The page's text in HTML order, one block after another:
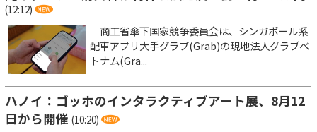
(12:12)
商工省傘下国家競争委員会は、シンガポール系
配車アプリ大手グラブ(Grab)の現地法人グラブベ
トナム(Gra...
ハノイ：ゴッホのインタラクティブアート展、8月12
日から開催 (10:20)